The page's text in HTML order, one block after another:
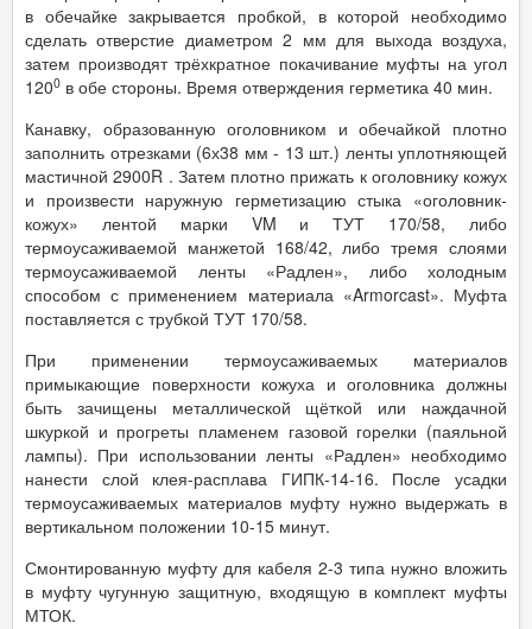
в обечайке закрывается пробкой, в которой необходимо
сделать отверстие диаметром 2 мм для выхода воздуха,
затем производят трёхкратное покачивание муфты на угол
1200 в обе стороны. Время отверждения герметика 40 мин.
Канавку, образованную оголовником и обечайкой плотно
заполнить отрезками (6х38 мм - 13 шт.) ленты уплотняющей
мастичной 2900R . Затем плотно прижать к оголовнику кожух
и произвести наружную герметизацию стыка «оголовник-
кожух» лентой марки VM и ТУТ 170/58, либо
термоусаживаемой манжетой 168/42, либо тремя слоями
термоусаживаемой ленты «Радлен», либо холодным
способом с применением материала «Armorcast». Муфта
поставляется с трубкой ТУТ 170/58.
При применении термоусаживаемых материалов
примыкающие поверхности кожуха и оголовника должны
быть зачищены металлической щёткой или наждачной
шкуркой и прогреты пламенем газовой горелки (паяльной
лампы). При использовании ленты «Радлен» необходимо
нанести слой клея-расплава ГИПК-14-16. После усадки
термоусаживаемых материалов муфту нужно выдержать в
вертикальном положении 10-15 минут.
Смонтированную муфту для кабеля 2-3 типа нужно вложить
в муфту чугунную защитную, входящую в комплект муфты
МТОК.